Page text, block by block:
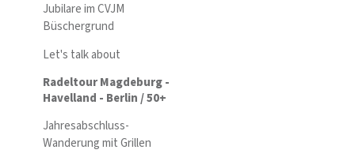
Jubilare im CVJM
Büschergrund
Let's talk about
Radeltour Magdeburg -
Havelland - Berlin / 50+
Jahresabschluss-
Wanderung mit Grillen